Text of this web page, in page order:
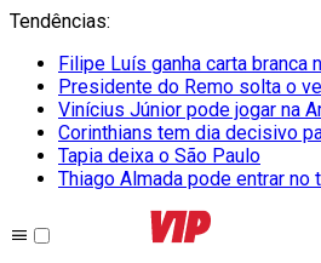
Tendências:
Filipe Luís ganha carta branca
Presidente do Remo solta o
Vinícius Júnior pode jogar na
Corinthians tem dia decisivo
Tapia deixa o São Paulo
Thiago Almada pode entrar no